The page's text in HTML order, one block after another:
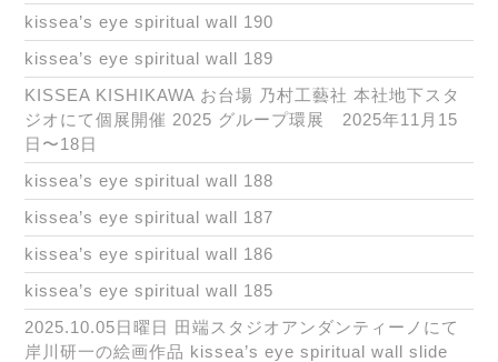
kissea’s eye spiritual wall 190
kissea’s eye spiritual wall 189
KISSEA KISHIKAWA お台場 乃村工藝社 本社地下スタ
ジオにて個展開催 2025 グループ環展 2025年11月15
日〜18日
kissea’s eye spiritual wall 188
kissea’s eye spiritual wall 187
kissea’s eye spiritual wall 186
kissea’s eye spiritual wall 185
2025.10.05日曜日 田端スタジオアンダンティーノにて
岸川研一の絵画作品 kissea’s eye spiritual wall slide